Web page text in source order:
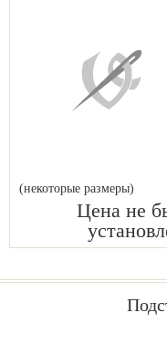
(некоторые размеры)
Цена не